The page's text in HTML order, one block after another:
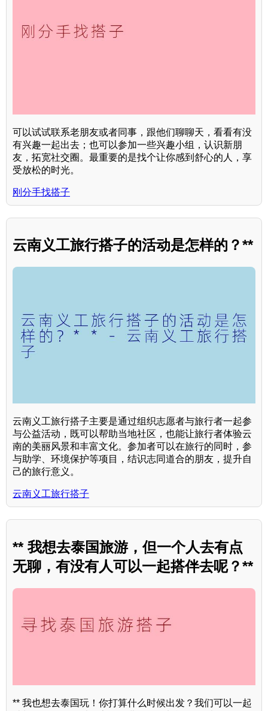
可以试试联系老朋友或者同事，跟他们聊聊天，看看有没
有兴趣一起出去；也可以参加一些兴趣小组，认识新朋
友，拓宽社交圈。最重要的是找个让你感到舒心的人，享
受放松的时光。
刚分手找搭子
云南义工旅行搭子的活动是怎样的？**
云南义工旅行搭子主要是通过组织志愿者与旅行者一起参
与公益活动，既可以帮助当地社区，也能让旅行者体验云
南的美丽风景和丰富文化。参加者可以在旅行的同时，参
与助学、环境保护等项目，结识志同道合的朋友，提升自
己的旅行意义。
云南义工旅行搭子
** 我想去泰国旅游，但一个人去有点
无聊，有没有人可以一起搭伴去呢？**
** 我也想去泰国玩！你打算什么时候出发？我们可以一起